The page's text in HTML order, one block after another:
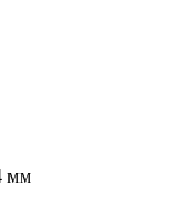
мм